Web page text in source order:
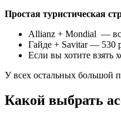
Простая туристическая
Allianz + Mondial —
Гайде + Savitar — 530
Если вы хотите взять
У всех остальных большой
Какой выбрать